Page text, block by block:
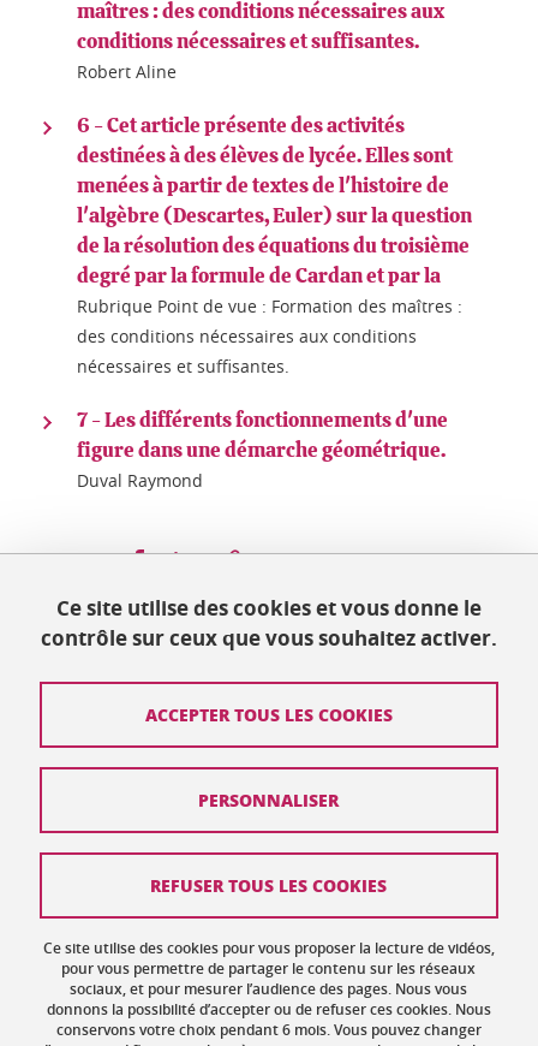
maîtres : des conditions nécessaires aux
conditions nécessaires et suffisantes.
Robert Aline
6 - Cet article présente des activités
destinées à des élèves de lycée. Elles sont
menées à partir de textes de l'histoire de
l'algèbre (Descartes, Euler) sur la question
de la résolution des équations du troisième
degré par la formule de Cardan et par la
Rubrique Point de vue : Formation des maîtres :
des conditions nécessaires aux conditions
nécessaires et suffisantes.
7 - Les différents fonctionnements d'une
figure dans une démarche géométrique.
Duval Raymond
Partager Partager sur Facebook
Partager sur LinkedIn
Mis à jour le 15 décembre 2023
Contact
Mentions légales
Données personnelles : politique de confidentialité
Gestion des cookies
Ce site utilise des cookies et vous donne le
contrôle sur ceux que vous souhaitez activer.
Ce site utilise des cookies pour vous proposer la lecture de vidéos,
pour vous permettre de partager le contenu sur les réseaux
sociaux, et pour mesurer l’audience des pages. Nous vous
donnons la possibilité d’accepter ou de refuser ces cookies. Nous
conservons votre choix pendant 6 mois. Vous pouvez changer
ACCEPTER TOUS LES COOKIES
REFUSER TOUS LES COOKIES
PERSONNALISER